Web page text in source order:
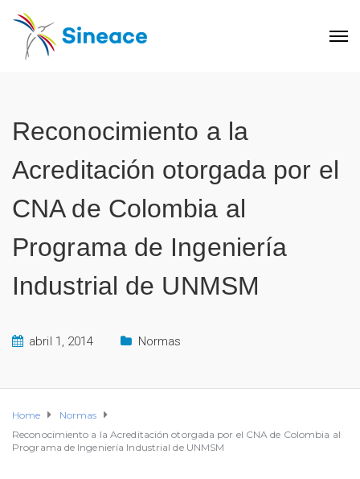
Reconocimiento a la
Acreditación otorgada por el
CNA de Colombia al
Programa de Ingeniería
Industrial de UNMSM
abril 1, 2014 Normas
Home
Normas
Reconocimiento a la Acreditación otorgada por el CNA de Colombia al
Programa de Ingeniería Industrial de UNMSM